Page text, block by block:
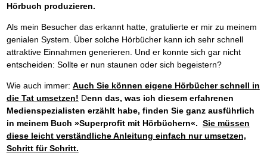
Hörbuch produzieren.
Als mein Besucher das erkannt hatte, gratulierte er mir zu meinem
genialen System. Über solche Hörbücher kann ich sehr schnell
attraktive Einnahmen generieren. Und er konnte sich gar nicht
entscheiden: Sollte er nun staunen oder sich begeistern?
Wie auch immer: Auch Sie können eigene Hörbücher schnell in
die Tat umsetzen! Denn das, was ich diesem erfahrenen
Medienspezialisten erzählt habe, finden Sie ganz ausführlich
in meinem Buch »Superprofit mit Hörbüchern«. Sie müssen
diese leicht verständliche Anleitung einfach nur umsetzen,
Schritt für Schritt.